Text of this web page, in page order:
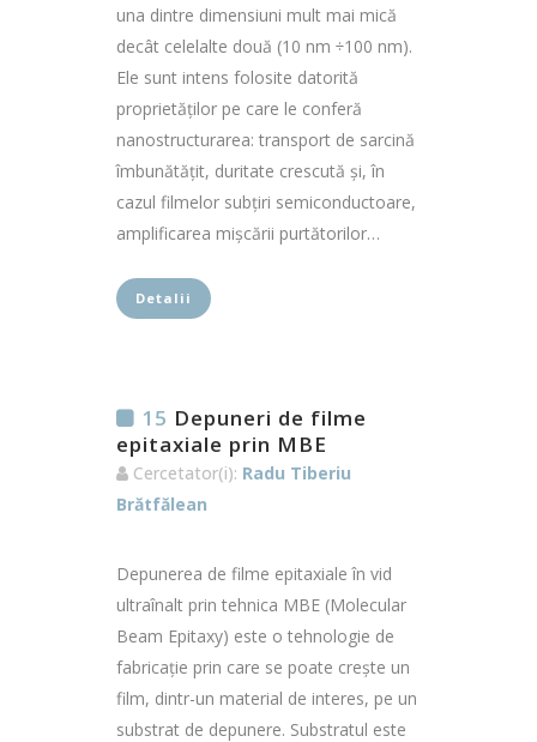
una dintre dimensiuni mult mai mică
decât celelalte două (10 nm ÷100 nm).
Ele sunt intens folosite datorită
proprietăților pe care le conferă
nanostructurarea: transport de sarcină
îmbunătățit, duritate crescută și, în
cazul filmelor subțiri semiconductoare,
amplificarea mișcării purtătorilor…
Detalii
15 Depuneri de filme
epitaxiale prin MBE
Cercetator(i): Radu Tiberiu
Brătfălean
Depunerea de filme epitaxiale în vid
ultraînalt prin tehnica MBE (Molecular
Beam Epitaxy) este o tehnologie de
fabricație prin care se poate crește un
film, dintr-un material de interes, pe un
substrat de depunere. Substratul este